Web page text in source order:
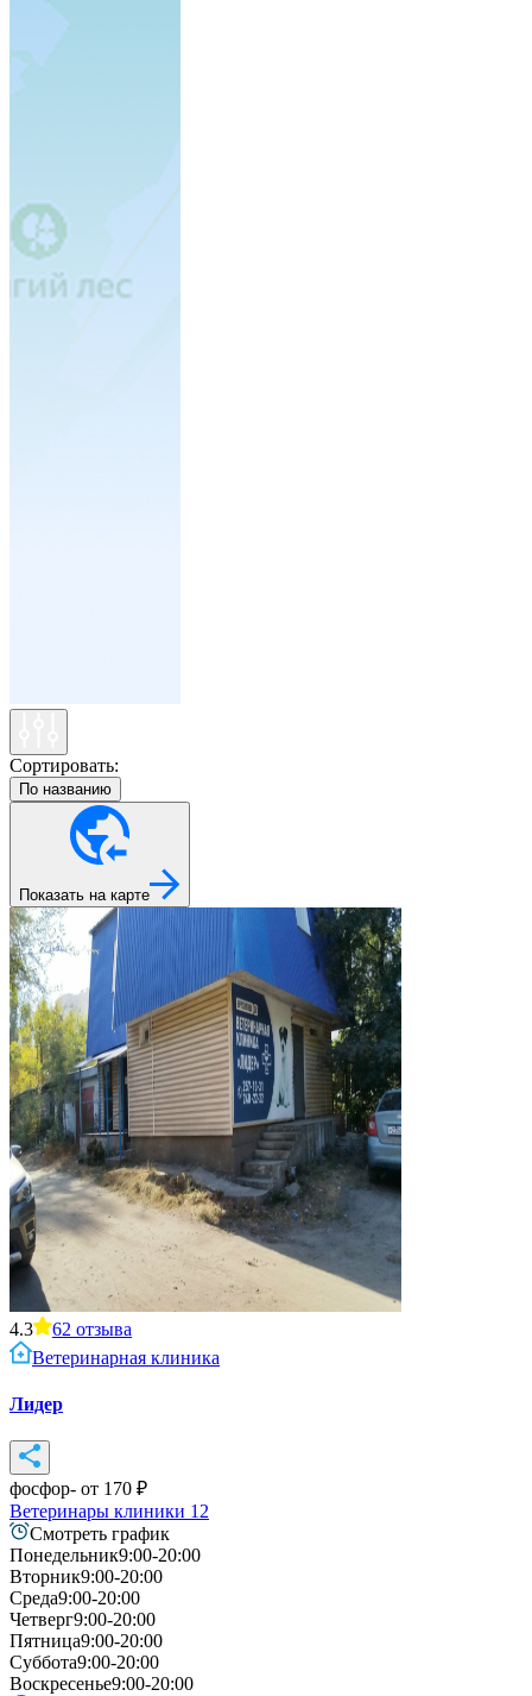
Сортировать:
По названию
Показать на карте
4.3 62 отзыва
Ветеринарная клиника
Лидер
фосфор- от 170 ₽
Ветеринары клиники 12
Смотреть график
Понедельник9:00-20:00
Вторник9:00-20:00
Среда9:00-20:00
Четверг9:00-20:00
Пятница9:00-20:00
Суббота9:00-20:00
Воскресенье9:00-20:00